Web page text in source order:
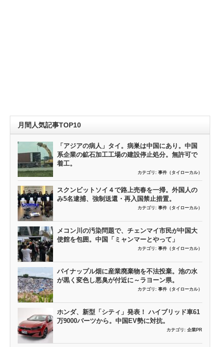
月間人気記事TOP10
「アジアの病人」タイ。病巣は中国にあり。中国
系企業の鉱石加工工場の建設停止処分。無許可で
着工。
カテゴリ: 事件（タイローカル）
スクンビットソイ４で路上売春を一掃。外国人の
み5名逮捕、強制送還・再入国禁止措置。
カテゴリ: 事件（タイローカル）
メコン川の汚染問題で、チェンマイ市民が中国大
使館を包囲。中国「ミャンマーとやって」
カテゴリ: 事件（タイローカル）
パイナップル畑に産業廃棄物を不法投棄。池の水
が黒く変色し悪臭が付近に～ラヨーン県。
カテゴリ: 事件（タイローカル）
ホンダ、新型「シティ」発表！ ハイブリッド車61
万9000バーツから。中国EV勢に対抗。
カテゴリ: 企業PR